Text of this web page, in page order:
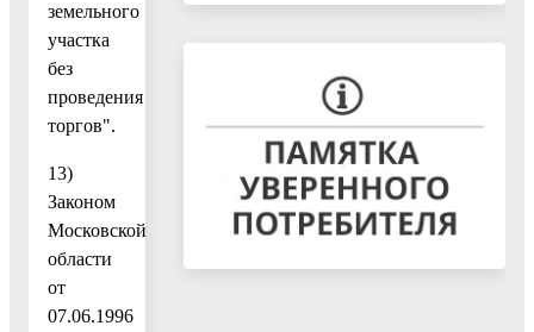
земельного
участка
без
проведения
торгов".
13)
Законом
Московской
области
от
07.06.1996